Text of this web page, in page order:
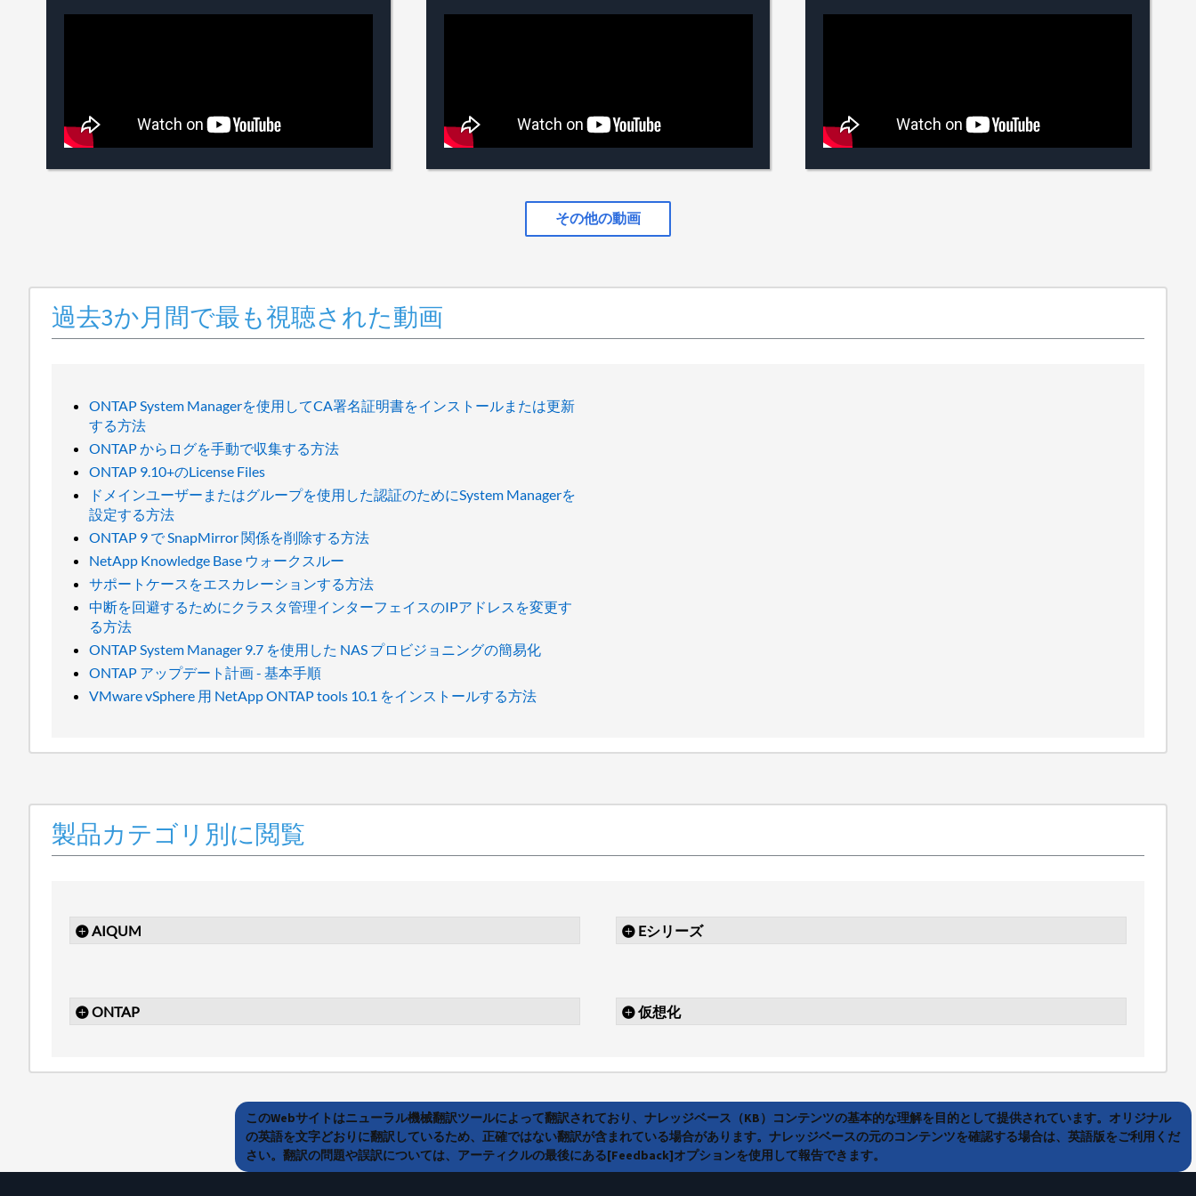
その他の動画
過去3か月間で最も視聴された動画
ONTAP System Managerを使用してCA署名証明書をインストールまたは更新
する方法
ONTAP からログを手動で収集する方法
ONTAP 9.10+のLicense Files
ドメインユーザーまたはグループを使用した認証のためにSystem Managerを
設定する方法
ONTAP 9 で SnapMirror 関係を削除する方法
NetApp Knowledge Base ウォークスルー
サポートケースをエスカレーションする方法
中断を回避するためにクラスタ管理インターフェイスのIPアドレスを変更す
る方法
ONTAP System Manager 9.7 を使用した NAS プロビジョニングの簡易化
ONTAP アップデート計画 - 基本手順
VMware vSphere 用 NetApp ONTAP tools 10.1 をインストールする方法
製品カテゴリ別に閲覧
AIQUM Eシリーズ
ONTAP 仮想化
このWebサイトはニューラル機械翻訳ツールによって翻訳されており、ナレッジベース（KB）コンテンツの基本的な理解を目的として提供されています。オリジナル
の英語を文字どおりに翻訳しているため、正確ではない翻訳が含まれている場合があります。ナレッジベースの元のコンテンツを確認する場合は、英語版をご利用くだ
さい。翻訳の問題や誤訳については、アーティクルの最後にある[Feedback]オプションを使用して報告できます。